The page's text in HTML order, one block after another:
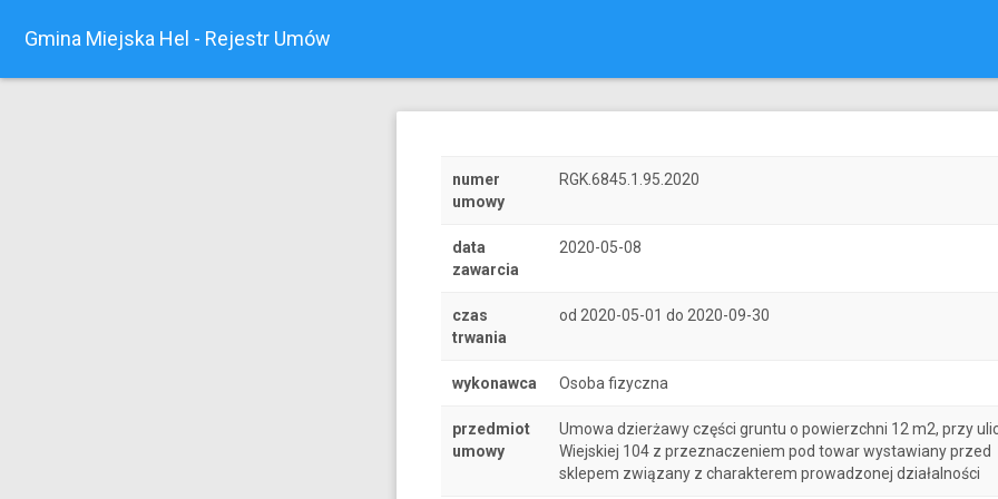
Gmina Miejska Hel - Rejestr Umów
numer
umowy
RGK.6845.1.95.2020
data
zawarcia
2020-05-08
czas
trwania
od 2020-05-01 do 2020-09-30
wykonawca Osoba fizyczna
przedmiot
umowy
Umowa dzierżawy części gruntu o powierzchni 12 m2, przy
Wiejskiej 104 z przeznaczeniem pod towar wystawiany przed
sklepem związany z charakterem prowadzonej działalności